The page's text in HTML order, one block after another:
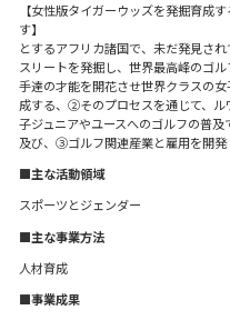
【女性版タイガーウッズを発掘育成
す】 ①ル
とするアフリカ諸国で、未だ発見さ
スリートを発掘し、世界最高峰のゴ
手達の才能を開花させ世界クラスの
成する、➁そのプロセスを通じて、
子ジュニアやユースへのゴルフの普及
及び、③ゴルフ関連産業と雇用を開発
■主な活動領域
スポーツとジェンダー
■主な事業方法
人材育成
■事業成果